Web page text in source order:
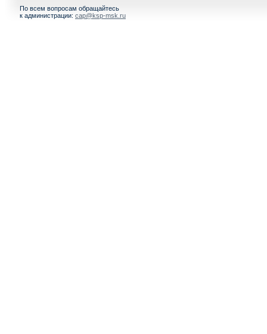
По всем вопросам обращайтесь
к администрации: cap@ksp-msk.ru